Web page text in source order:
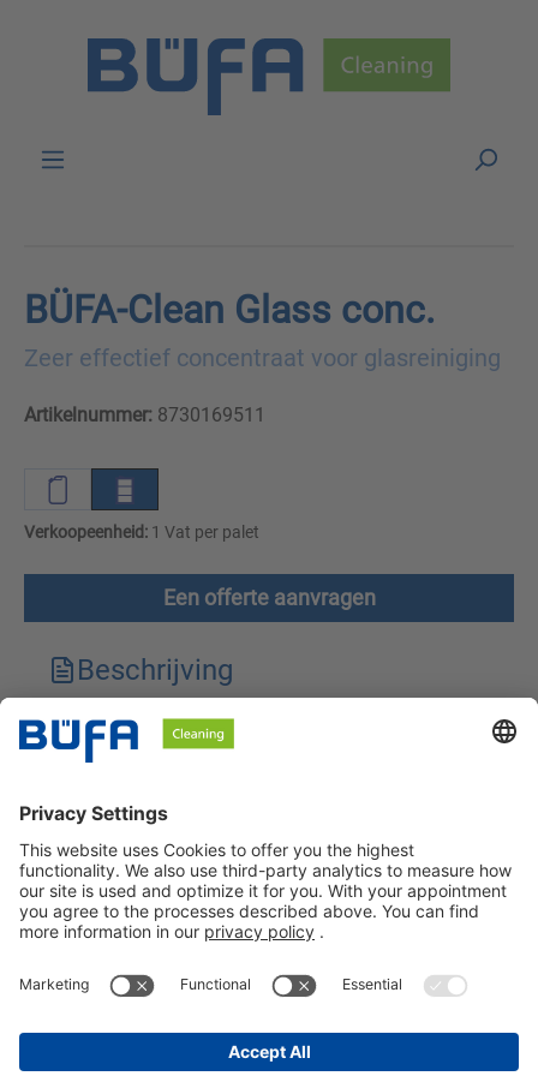
BÜFA-Clean Glass conc.
Zeer effectief concentraat voor glasreiniging
Artikelnummer: 8730169511
Verkoopeenheid: 1 Vat per palet
Een offerte aanvragen
Beschrijving
Technische kenmerken
Veiligheidsinstructies